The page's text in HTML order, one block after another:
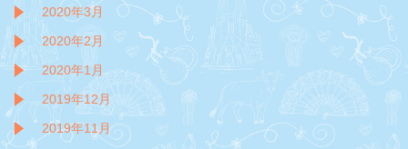
2020年3月
2020年2月
2020年1月
2019年12月
2019年11月